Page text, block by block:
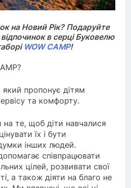
на Новий Рік? Подаруйте
в серці Буковелю
WOW CAMP!
який пропонує дітям
та комфорту.
на те, щоб діти навчалися
їх і бути
інших людей.
співпрацювати
цілей, розвивати свої
а також діяти на благо не